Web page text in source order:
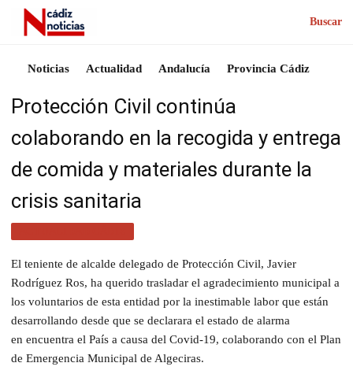
Buscar
Noticias Actualidad Andalucía Provincia Cádiz
Protección Civil continúa
colaborando en la recogida y entrega
de comida y materiales durante la
crisis sanitaria
El teniente de alcalde delegado de Protección Civil, Javier
Rodríguez Ros, ha querido trasladar el agradecimiento municipal a
los voluntarios de esta entidad por la inestimable labor que están
desarrollando desde que se declarara el estado de alarma
en encuentra el País a causa del Covid-19, colaborando con el Plan
de Emergencia Municipal de Algeciras.